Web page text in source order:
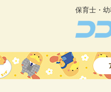
保育士・